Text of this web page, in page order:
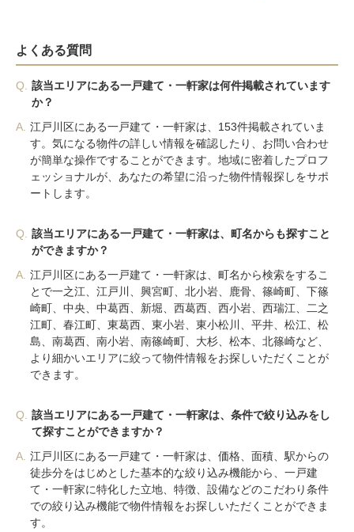
よくある質問
Q.
該当エリアにある一戸建て・一軒家は何件掲載されています
か？
A. 江戸川区にある一戸建て・一軒家は、153件掲載されていま
す。気になる物件の詳しい情報を確認したり、お問い合わせ
が簡単な操作ですることができます。地域に密着したプロフ
ェッショナルが、あなたの希望に沿った物件情報探しをサポ
ートします。
Q.
該当エリアにある一戸建て・一軒家は、町名からも探すこと
ができますか？
A. 江戸川区にある一戸建て・一軒家は、町名から検索をするこ
とで一之江、江戸川、興宮町、北小岩、鹿骨、篠崎町、下篠
崎町、中央、中葛西、新堀、西葛西、西小岩、西瑞江、二之
江町、春江町、東葛西、東小岩、東小松川、平井、松江、松
島、南葛西、南小岩、南篠崎町、大杉、松本、北篠崎など、
より細かいエリアに絞って物件情報をお探しいただくことが
できます。
Q.
該当エリアにある一戸建て・一軒家は、条件で絞り込みをし
て探すことができますか？
A. 江戸川区にある一戸建て・一軒家は、価格、面積、駅からの
徒歩分をはじめとした基本的な絞り込み機能から、一戸建
て・一軒家に特化した立地、特徴、設備などのこだわり条件
での絞り込み機能で物件情報をお探しいただくことができま
す。